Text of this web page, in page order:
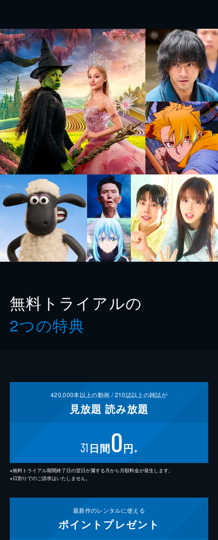
無料トライアルの
2つの特典
420,000本以上の動画 /210誌以上の雑誌が
見放題 読み放題
31 日間0円 ※
※無料トライアル期間終了日の翌日が属する月から月額料金が発生します。
※日割りでのご請求はいたしません。
最新作のレンタルに使える
ポイント プレゼント